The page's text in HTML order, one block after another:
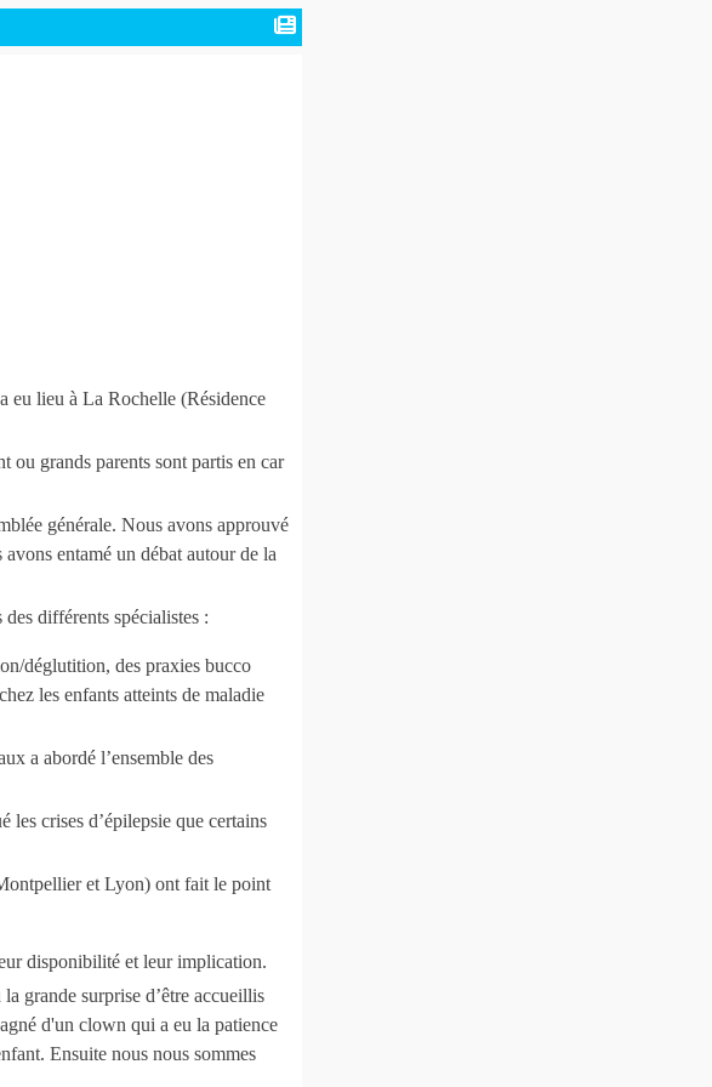
eu lieu à La Rochelle (Résidence
ou grands parents sont partis en car
générale. Nous avons approuvé
entamé un débat autour de la
différents spécialistes :
déglutition, des praxies bucco
les enfants atteints de maladie
a abordé l’ensemble des
crises d’épilepsie que certains
et Lyon) ont fait le point
disponibilité et leur implication.
grande surprise d’être accueillis
d'un clown qui a eu la patience
Ensuite nous nous sommes